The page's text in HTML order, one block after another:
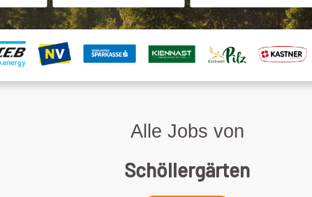
Alle Jobs von
Schöllergärten